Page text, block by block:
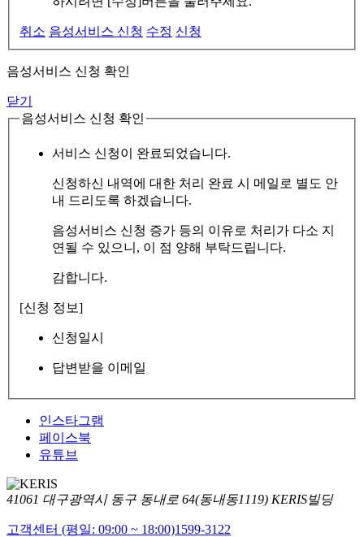
취소 음성서비스 신청 수정 신청
음성서비스 신청 확인
닫기
음성서비스 신청 확인
서비스 신청이 완료되었습니다.
신청하신 내역에 대한 처리 완료 시 메일로 별도 안
내 드리도록 하겠습니다.
음성서비스 신청 증가 등의 이유로 처리가 다소 지
연될 수 있으니, 이 점 양해 부탁드립니다.
감합니다.
[신청 정보]
신청일시
답변받을 이메일
인스타그램
페이스북
유튜브
41061 대구광역시 동구 동내로 64(동내동1119) KERIS빌딩
고객센터 (평일: 09:00 ~ 18:00)1599-3122